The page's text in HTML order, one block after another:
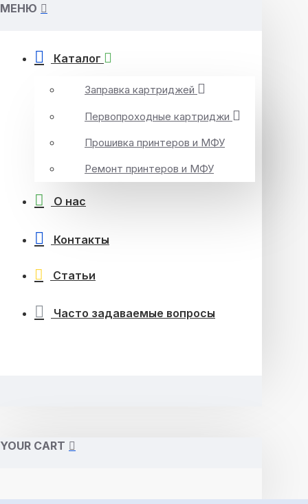
МЕНЮ
Каталог
Заправка картриджей
Первопроходные картриджи
Прошивка принтеров и МФУ
Ремонт принтеров и МФУ
О нас
Контакты
Статьи
Часто задаваемые вопросы
YOUR CART